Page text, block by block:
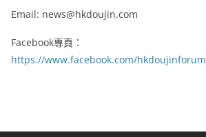
Email: news@hkdoujin.com
Facebook專頁：
https://www.facebook.com/hkdoujinforum